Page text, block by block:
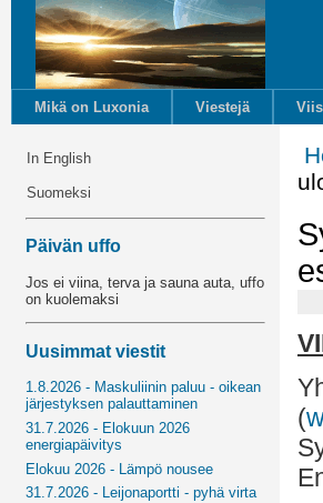
Mikä on Luxonia Viestejä
In English
Suomeksi
Päivän uffo
Jos ei viina, terva ja sauna auta, uffo
on kuolemaksi
Uusimmat viestit
1.8.2026 - Maskuliinin paluu - oikean
järjestyksen palauttaminen
31.7.2026 - Elokuun 2026
energiapäivitys
Elokuu 2026 - Lämpö nousee
31.7.2026 - Leijonaportti - pyhä virta
(